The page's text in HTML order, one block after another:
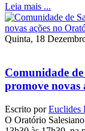
Leia mais ...
Quinta, 18
Comunidade
promove novas
Escrito porEuclides
O Oratório